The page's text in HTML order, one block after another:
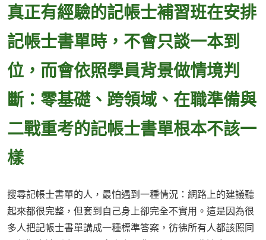
真正有經驗的記帳士補習班在安排
記帳士書單時，不會只談一本到
位，而會依照學員背景做情境判
斷：零基礎、跨領域、在職準備與
二戰重考的記帳士書單根本不該一
樣
搜尋記帳士書單的人，最怕遇到一種情況：網路上的建議聽
起來都很完整，但套到自己身上卻完全不實用。這是因為很
多人把記帳士書單講成一種標準答案，彷彿所有人都該照同